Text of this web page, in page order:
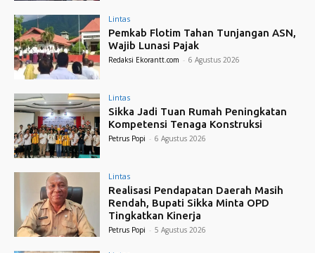
Lintas
Pemkab Flotim Tahan Tunjangan ASN,
Wajib Lunasi Pajak
Redaksi Ekorantt.com - 6 Agustus 2026
Lintas
Sikka Jadi Tuan Rumah Peningkatan
Kompetensi Tenaga Konstruksi
Petrus Popi - 6 Agustus 2026
Lintas
Realisasi Pendapatan Daerah Masih
Rendah, Bupati Sikka Minta OPD
Tingkatkan Kinerja
Petrus Popi - 5 Agustus 2026